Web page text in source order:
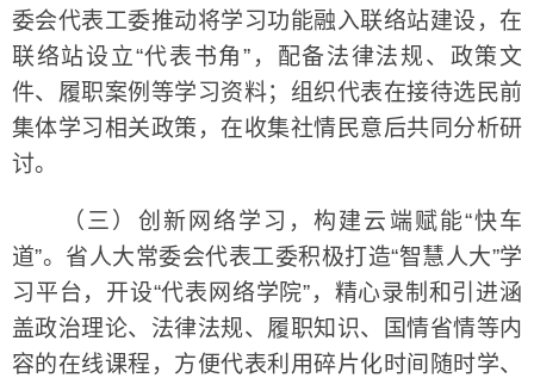
委会代表工委推动将学习功能融入联络站建设，在
联络站设立“代表书角”，配备法律法规、政策文
件、履职案例等学习资料；组织代表在接待选民前
集体学习相关政策，在收集社情民意后共同分析研
讨。
（三）创新网络学习，构建云端赋能“快车
道”。省人大常委会代表工委积极打造“智慧人大”学
习平台，开设“代表网络学院”，精心录制和引进涵
盖政治理论、法律法规、履职知识、国情省情等内
容的在线课程，方便代表利用碎片化时间随时学、